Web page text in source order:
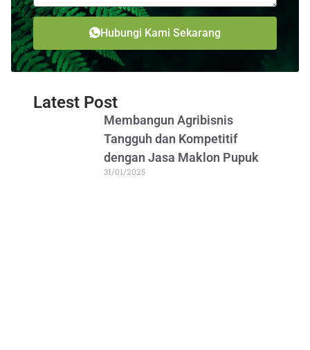
Hubungi Kami Sekarang
Latest Post
Membangun Agribisnis
Tangguh dan Kompetitif
dengan Jasa Maklon Pupuk
31/01/2025